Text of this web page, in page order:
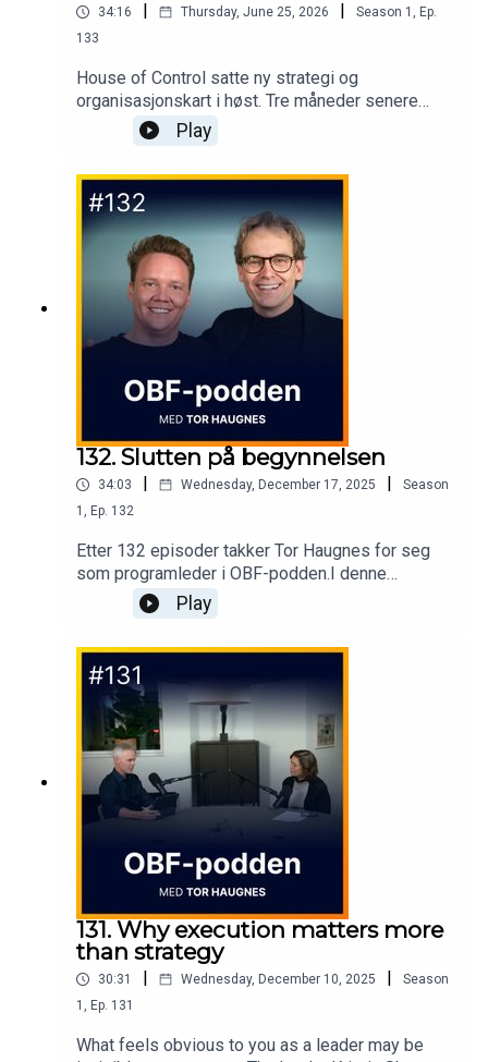
34:16 Thursday, June 25, 2026 Season 1 , Ep.
133
House of Control satte ny strategi og
organisasjonskart i høst. Tre måneder senere
måtte begge deler justeres, ikke fordi planen var
feil, men fordi utviklingen gikk raskere enn
ventet.I denne episoden snakker Anna-Marie
Augustin med Julie Grønlund, CEO i House of
Control, og Trine Welhaven, daglig leder i Human
og arbeidsrettsjurist, om hva AI-first egentlig
innebærer når du mener det, for ledelse, kultur og
arbeidsliv.
Play
132. Slutten på begynnelsen
34:03 Wednesday, December 17, 2025
Season
1 , Ep. 132
Etter 132 episoder takker Tor Haugnes for seg
som programleder i OBF-podden.I denne
spesialepisoden møter han Oslo Business
Forums CEO, Christoffer Omberg, til en ærlig og
inspirerende samtale om reisen som har vært -
og veien videre.Om ti år med læring, fellesskap
og ledelse.Om viktigheten av kultur, team og
tempo.Og om hva det egentlig betyr å være klar
for fremtiden.En verdig avslutning, og starten på
noe nytt.
Play
131. Why execution matters more
than strategy
30:31 Wednesday, December 10, 2025
Season
1 , Ep. 131
What feels obvious to you as a leader may be